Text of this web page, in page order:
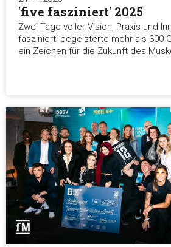
'five fasziniert' 2025
Zwei Tage voller Vision, Praxis und
fasziniert' begeisterte mehr als 300
ein Zeichen für die Zukunft des